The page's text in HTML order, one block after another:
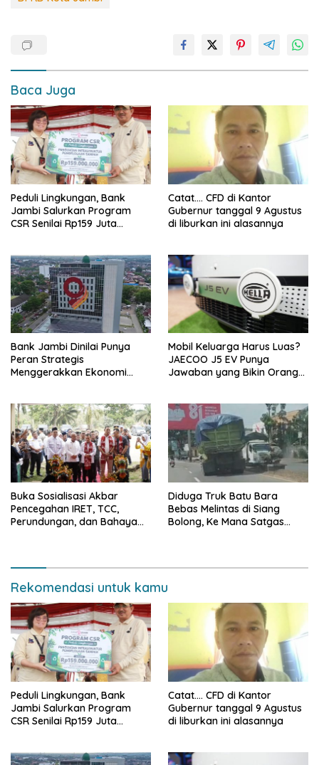
o
k
p
p
n
Baca Juga
Peduli Lingkungan, Bank
Jambi Salurkan Program
CSR Senilai Rp159 Juta
Catat…. CFD di Kantor
Gubernur tanggal 9 Agustus
di liburkan ini alasannya
Bank Jambi Dinilai Punya
Peran Strategis
Menggerakkan Ekonomi
Mobil Keluarga Harus Luas?
JAECOO J5 EV Punya
Jawaban yang Bikin Orang
Buka Sosialisasi Akbar
Pencegahan IRET, TCC,
Perundungan, dan Bahaya
depan sudah ada di tangan”
Diduga Truk Batu Bara
Bebas Melintas di Siang
Bolong, Ke Mana Satgas
Rekomendasi untuk kamu
Peduli Lingkungan, Bank
Jambi Salurkan Program
CSR Senilai Rp159 Juta
Catat…. CFD di Kantor
Gubernur tanggal 9 Agustus
di liburkan ini alasannya